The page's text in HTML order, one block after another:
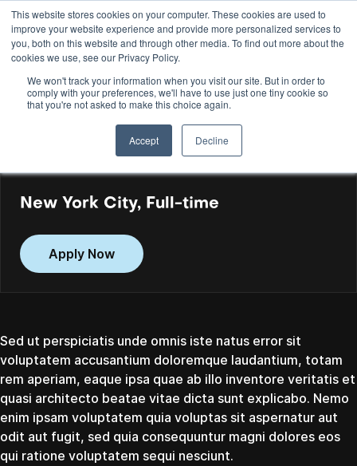
This website stores cookies on your computer. These cookies are used to
improve your website experience and provide more personalized services to
you, both on this website and through other media. To find out more about the
cookies we use, see our Privacy Policy.
We won't track your information when you visit our site. But in order to
comply with your preferences, we'll have to use just one tiny cookie so
that you're not asked to make this choice again.
Accept Decline
EN
SENIOR FRONT-
END DEVELOPER
New York City, Full-time
Apply Now
Sed ut perspiciatis unde omnis iste natus error sit
voluptatem accusantium doloremque laudantium, totam
rem aperiam, eaque ipsa quae ab illo inventore veritatis et
quasi architecto beatae vitae dicta sunt explicabo. Nemo
enim ipsam voluptatem quia voluptas sit aspernatur aut
odit aut fugit, sed quia consequuntur magni dolores eos
qui ratione voluptatem sequi nesciunt.